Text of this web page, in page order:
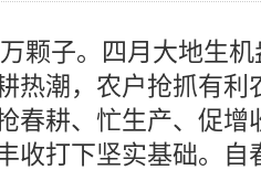
颗子。四月大地生
热潮，农户抢抓有利
春耕、忙生产、促增
收打下坚实基础。自